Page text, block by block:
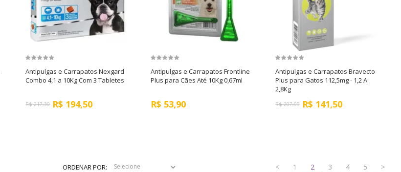
Antipulgas e Carrapatos Nexgard
Combo 4,1 a 10Kg Com 3 Tabletes
R$ 217,30 R$ 194,50
Antipulgas e Carrapatos Frontline
Plus para Cães Até 10Kg 0,67ml
R$ 53,90
Antipulgas e Carrapatos Bravecto
Plus para Gatos 112,5mg - 1,2 A
2,8Kg
R$ 207,99 R$ 141,50
ORDENAR POR: < 1 2 3 4 5 >